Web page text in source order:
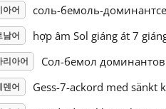
아어 соль-бемоль-
남어 hợp âm Sol giáng át 7
리아어 Сол-бемол доминантов
덴어 Gess-7-ackord med sänkt